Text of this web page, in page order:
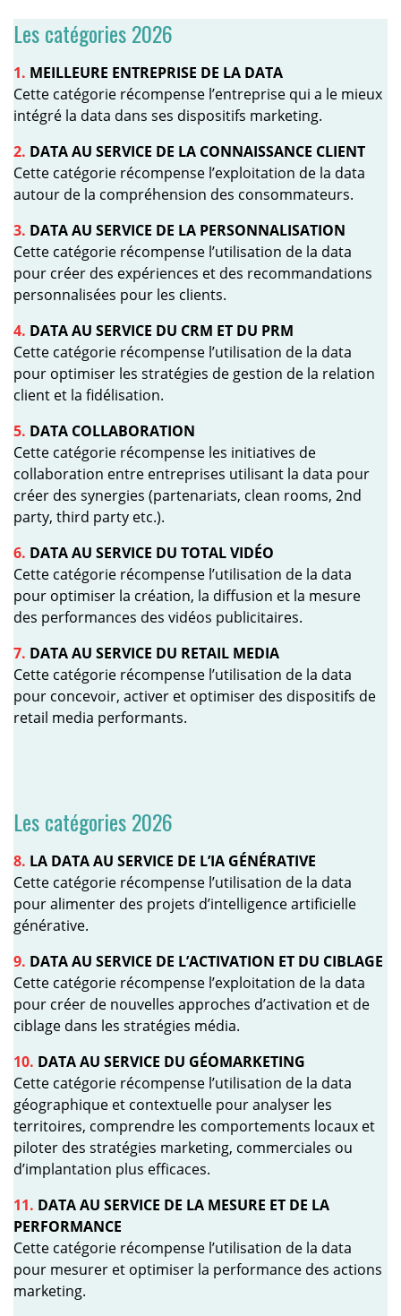
Les catégories 2026
1. MEILLEURE ENTREPRISE DE LA DATA
Cette catégorie récompense l’entreprise qui a le mieux
intégré la data dans ses dispositifs marketing.
2. DATA AU SERVICE DE LA CONNAISSANCE CLIENT
Cette catégorie récompense l’exploitation de la data
autour de la compréhension des consommateurs.
3. DATA AU SERVICE DE LA PERSONNALISATION
Cette catégorie récompense l’utilisation de la data
pour créer des expériences et des recommandations
personnalisées pour les clients.
4. DATA AU SERVICE DU CRM ET DU PRM
Cette catégorie récompense l’utilisation de la data
pour optimiser les stratégies de gestion de la relation
client et la fidélisation.
5. DATA COLLABORATION
Cette catégorie récompense les initiatives de
collaboration entre entreprises utilisant la data pour
créer des synergies (partenariats, clean rooms, 2nd
party, third party etc.).
6. DATA AU SERVICE DU TOTAL VIDÉO
Cette catégorie récompense l’utilisation de la data
pour optimiser la création, la diffusion et la mesure
des performances des vidéos publicitaires.
7. DATA AU SERVICE DU RETAIL MEDIA
Cette catégorie récompense l’utilisation de la data
pour concevoir, activer et optimiser des dispositifs de
retail media performants.
Les catégories 2026
8. LA DATA AU SERVICE DE L’IA GÉNÉRATIVE
Cette catégorie récompense l’utilisation de la data
pour alimenter des projets d’intelligence artificielle
générative.
9. DATA AU SERVICE DE L’ACTIVATION ET DU CIBLAGE
Cette catégorie récompense l’exploitation de la data
pour créer de nouvelles approches d’activation et de
ciblage dans les stratégies média.
10. DATA AU SERVICE DU GÉOMARKETING
Cette catégorie récompense l’utilisation de la data
géographique et contextuelle pour analyser les
territoires, comprendre les comportements locaux et
piloter des stratégies marketing, commerciales ou
d’implantation plus efficaces.
11. DATA AU SERVICE DE LA MESURE ET DE LA
PERFORMANCE
Cette catégorie récompense l’utilisation de la data
pour mesurer et optimiser la performance des actions
marketing.